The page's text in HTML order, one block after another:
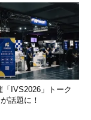
「IVS2026」トーク
話題に！